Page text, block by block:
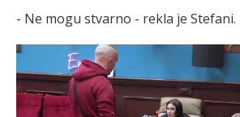
- Ne mogu stvarno - rekla je Stefani.